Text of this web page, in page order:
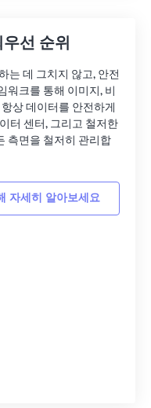
선 순위
는 데 그치지 않고, 안전
크를 통해 이미지, 비
상 데이터를 안전하게
터 센터, 그리고 철저한
측면을 철저히 관리합
자세히 알아보세요